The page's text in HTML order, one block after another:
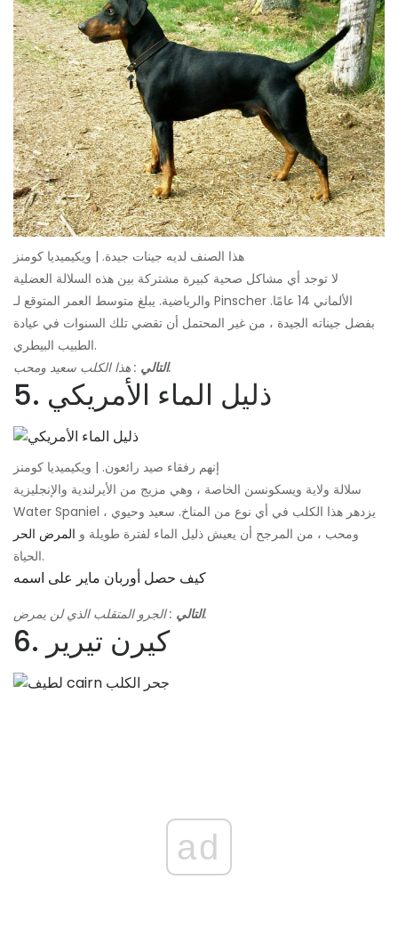
هذا الصنف لديه جينات جيدة. | ويكيميديا ​​كومنز
لا توجد أي مشاكل صحية كبيرة مشتركة بين هذه السلالة العضلية
والرياضية. يبلغ متوسط ​​العمر المتوقع لـ Pinscher الألماني 14 عامًا.
بفضل جيناته الجيدة ، من غير المحتمل أن تقضي تلك السنوات في عيادة
الطبيب البيطري.
التالي: هذا الكلب سعيد ومحب.
5. ذليل الماء الأمريكي
إنهم رفقاء صيد رائعون. | ويكيميديا ​​كومنز
سلالة ولاية ويسكونسن الخاصة ، وهي مزيج من الأيرلندية والإنجليزية
Water Spaniel ، يزدهر هذا الكلب في أي نوع من المناخ. سعيد وحيوي
ومحب ، من المرجح أن يعيش ذليل الماء لفترة طويلة و المرض الحر
الحياة.
كيف حصل أوربان ماير على اسمه
التالي: الجرو المتقلب الذي لن يمرض.
6. كيرن تيرير
ad